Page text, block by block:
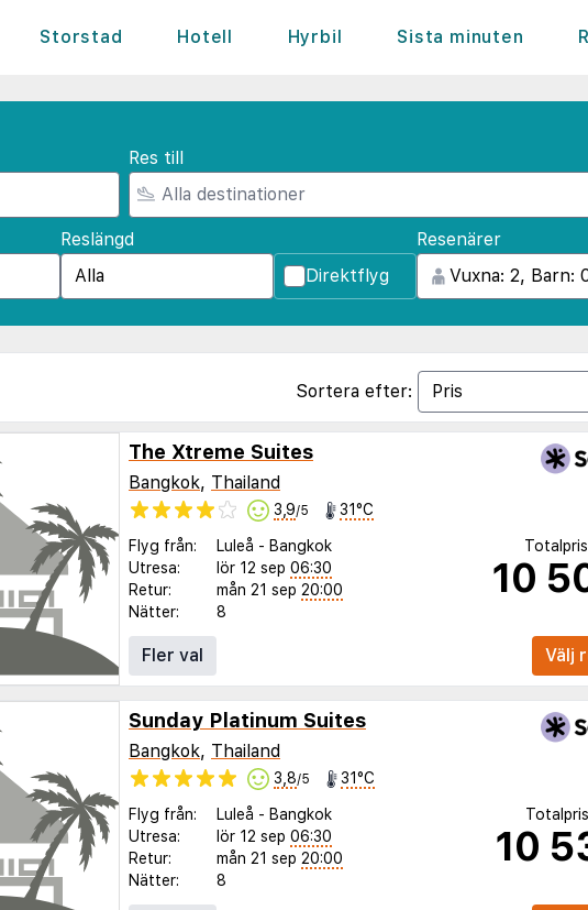
Storstad Hotell Hyrbil Sista minuten
Res till
Reslängd
Direktflyg
Resenärer
Sortera efter:
The Xtreme Suites
Bangkok, Thailand
3,9/5 31°C
Flyg från: Luleå - Bangkok
Utresa:
lör 12 sep 06:30
Retur:
mån 21 sep 20:00
Nätter:
8
Totalpris
10
Fler val
Välj
Sunday Platinum Suites
Bangkok, Thailand
3,8/5 31°C
Flyg från: Luleå - Bangkok
Utresa:
lör 12 sep 06:30
Retur:
mån 21 sep 20:00
Nätter:
8
Totalpris
10